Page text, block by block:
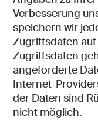
Verbesserung
speichern wir
Zugriffsdaten auf
Zugriffsdaten
angeforderte
Internet-
der Daten sind
nicht möglich.